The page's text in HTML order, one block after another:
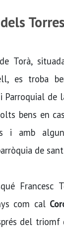
Torres
Torà,
es troba
Parroquial de
bens en
i amb
de
Francesc
com cal
del triomf